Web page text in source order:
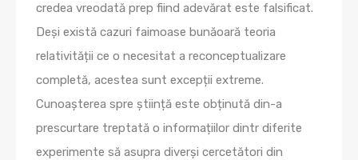
credea vreodată prep fiind adevărat este falsificat.
Deși există cazuri faimoase bunăoară teoria
relativității ce o necesitat a reconceptualizare
completă, acestea sunt excepții extreme.
Cunoașterea spre știință este obținută din-a
prescurtare treptată o informațiilor dintr diferite
experimente să asupra diverși cercetători din